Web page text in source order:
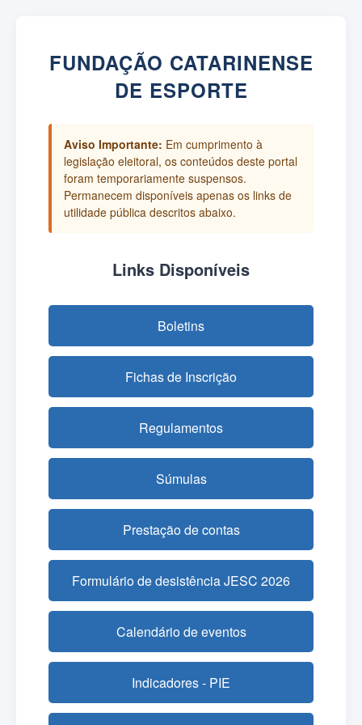
FUNDAÇÃO CATARINENSE
DE ESPORTE
Aviso Importante: Em cumprimento à
legislação eleitoral, os conteúdos deste portal
foram temporariamente suspensos.
Permanecem disponíveis apenas os links de
utilidade pública descritos abaixo.
Links Disponíveis
Boletins
Fichas de Inscrição
Regulamentos
Súmulas
Prestação de contas
Formulário de desistência JESC 2026
Calendário de eventos
Indicadores - PIE